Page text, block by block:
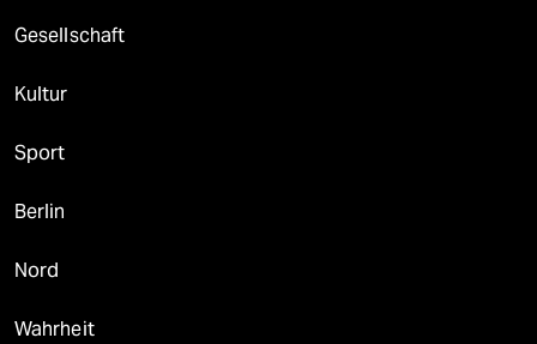
Gesellschaft
Kultur
Sport
Berlin
Nord
Wahrheit